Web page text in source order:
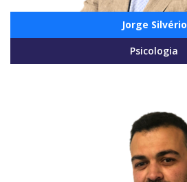
Jorge Silvério
Psicologia